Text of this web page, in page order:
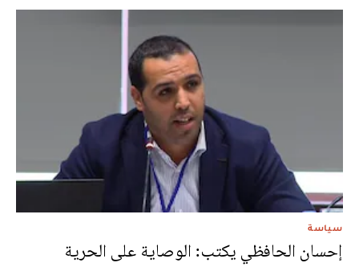
سياسة
إحسان الحافظي يكتب: الوصاية على الحرية